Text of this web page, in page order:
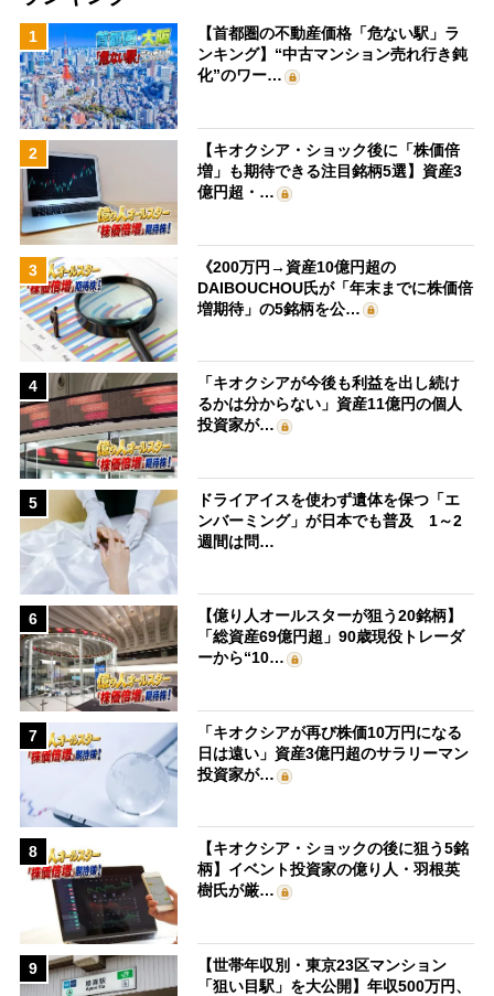
1
【首都圏の不動産価格「危ない駅」ラ
ンキング】“中古マンション売れ行き鈍
化”のワー…
2
【キオクシア・ショック後に「株価倍
増」も期待できる注目銘柄5選】資産3
億円超・…
3
《200万円→資産10億円超の
DAIBOUCHOU氏が「年末までに株価倍
増期待」の5銘柄を公…
4
「キオクシアが今後も利益を出し続け
るかは分からない」資産11億円の個人
投資家が…
5
ドライアイスを使わず遺体を保つ「エ
ンバーミング」が日本でも普及 1～2
週間は問…
6
【億り人オールスターが狙う20銘柄】
「総資産69億円超」90歳現役トレーダ
ーから“10…
7
「キオクシアが再び株価10万円になる
日は遠い」資産3億円超のサラリーマン
投資家が…
8
【キオクシア・ショックの後に狙う5銘
柄】イベント投資家の億り人・羽根英
樹氏が厳…
9
【世帯年収別・東京23区マンション
「狙い目駅」を大公開】年収500万円、